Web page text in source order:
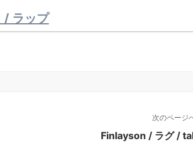
/ ラップ
次のページ
Finlayson / ラグ /